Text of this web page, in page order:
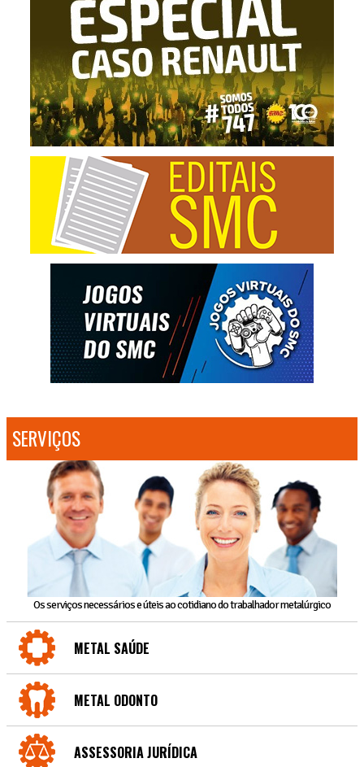
SERVIÇOS
Os serviços necessários e úteis ao cotidiano do trabalhador metalúrgico
METAL SAÚDE
METAL ODONTO
ASSESSORIA JURÍDICA